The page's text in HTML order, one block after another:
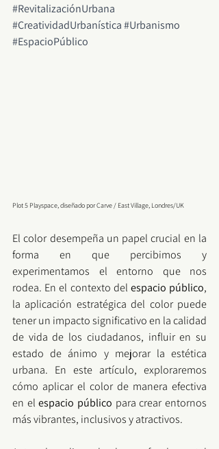
#RevitalizaciónUrbana
#CreatividadUrbanística#Urbanismo
#EspacioPúblico
Plot 5 Playspace, diseñado por Carve / East Village, Londres/UK
El color desempeña un papel crucial en la
forma en que percibimos y
experimentamos el entorno que nos
rodea. En el contexto del espacio público,
la aplicación estratégica del color puede
tener un impacto significativo en la calidad
de vida de los ciudadanos, influir en su
estado de ánimo y mejorar la estética
urbana. En este artículo, exploraremos
cómo aplicar el color de manera efectiva
en el espacio público para crear entornos
más vibrantes, inclusivos y atractivos.